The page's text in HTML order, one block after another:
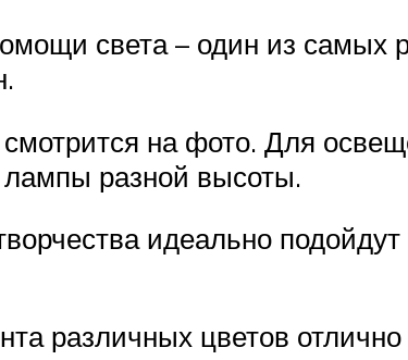
света – один из
на фото. Для
разной высоты.
идеально
различных цветов